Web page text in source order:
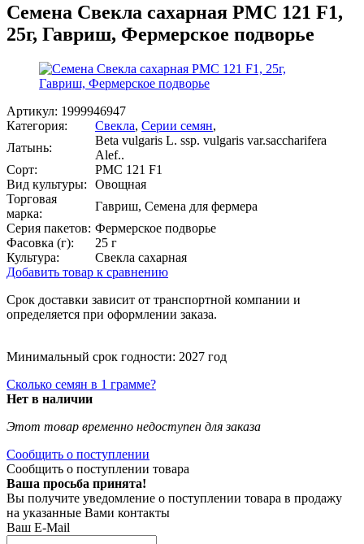
Семена Свекла сахарная РМС 121 F1,
25г, Гавриш, Фермерское подворье
Артикул: 1999946947
Категория:
Свекла, Серии семян,
Латынь:
Beta vulgaris L. ssp. vulgaris var.saccharifera
Alef..
Сорт:
РMC 121 F1
Вид культуры:
Овощная
Торговая
марка:
Гавриш, Семена для фермера
Серия пакетов: Фермерское подворье
Фасовка (г):
25 г
Культура:
Свекла сахарная
Добавить товар к сравнению
Срок доставки зависит от транспортной компании и
определяется при оформлении заказа.
Минимальный срок годности: 2027 год
Сколько семян в 1 грамме?
Нет в наличии
Этот товар временно недоступен для заказа
Сообщить о поступлении
Сообщить о поступлении товара
Ваша просьба принята!
Вы получите уведомление о поступлении товара в продажу
на указанные Вами контакты
Ваш E-Mail